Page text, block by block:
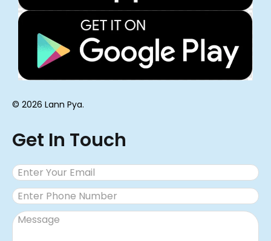
© 2026 Lann Pya.
Get In Touch